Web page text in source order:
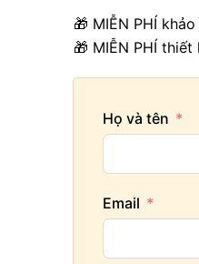
🎁 MIỄN PHÍ
🎁 MIỄN PHÍ
Họ và tên
Email